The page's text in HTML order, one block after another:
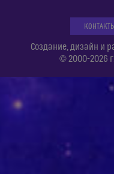
Создание, дизайн и
© 2000-2026